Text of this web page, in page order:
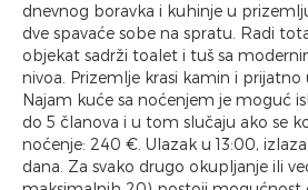
dnevnog boravka i kuhinje u
dve spavaće sobe na spratu. Radi
objekat sadrži toalet i tuš sa
nivoa. Prizemlje krasi kamin i prijatno
Najam kuće sa noćenjem je moguć
do 5 članova i u tom slučaju ako se
noćenje: 240 €. Ulazak u 13:00,
dana. Za svako drugo okupljanje ili